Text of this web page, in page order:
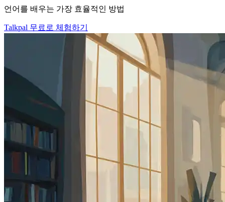
언어를 배우는 가장 효율적인 방법
Talkpal 무료로 체험하기